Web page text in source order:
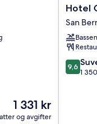
Prisen
1 331 kr
og avgifter
Hotel
Giralda
Center
San
Hotel
San
9.6
av
9,6
1